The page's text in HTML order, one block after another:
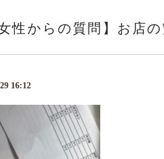
女性からの質問】お店
16:12